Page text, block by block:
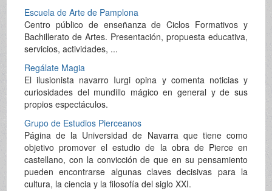
Escuela de Arte de Pamplona
Centro público de enseñanza de Ciclos Formativos y
Bachillerato de Artes. Presentación, propuesta educativa,
servicios, actividades, ...
Regálate Magia
El ilusionista navarro Iurgi opina y comenta noticias y
curiosidades del mundillo mágico en general y de sus
propios espectáculos.
Grupo de Estudios Pierceanos
Página de la Universidad de Navarra que tiene como
objetivo promover el estudio de la obra de Pierce en
castellano, con la convicción de que en su pensamiento
pueden encontrarse algunas claves decisivas para la
cultura, la ciencia y la filosofía del siglo XXI.